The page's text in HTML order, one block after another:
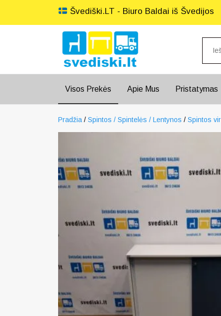
Švediški.LT - Biuro Baldai iš Švedijos
Visos Prekės Apie Mus Pristatymas
Pradžia / Spintos / Spintelės / Lentynos / Spintos